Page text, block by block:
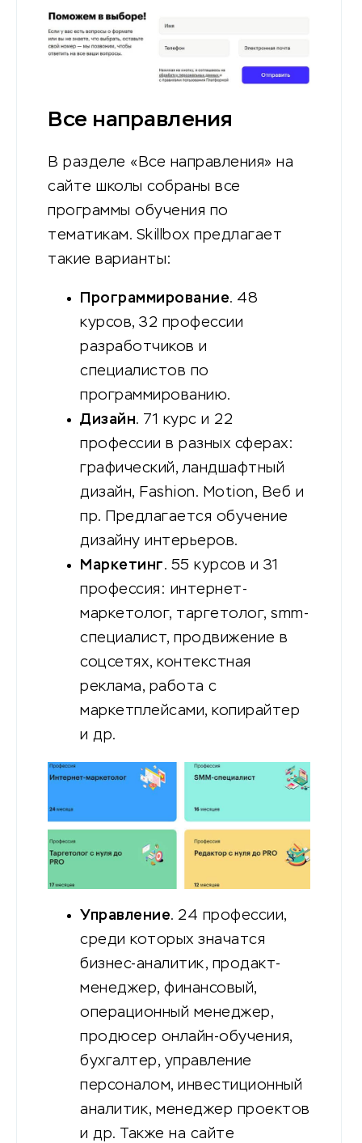
Все направления
В разделе «Все направления» на
сайте школы собраны все
программы обучения по
тематикам. Skillbox предлагает
такие варианты:
Программирование. 48
курсов, 32 профессии
разработчиков и
специалистов по
программированию.
Дизайн. 71 курс и 22
профессии в разных сферах:
графический, ландшафтный
дизайн, Fashion. Motion, Веб и
пр. Предлагается обучение
дизайну интерьеров.
Маркетинг. 55 курсов и 31
профессия: интернет-
маркетолог, таргетолог, smm-
специалист, продвижение в
соцсетях, контекстная
реклама, работа с
маркетплейсами, копирайтер
и др.
Управление. 24 профессии,
среди которых значатся
бизнес-аналитик, продакт-
менеджер, финансовый,
операционный менеджер,
продюсер онлайн-обучения,
бухгалтер, управление
персоналом, инвестиционный
аналитик, менеджер проектов
и др. Также на сайте